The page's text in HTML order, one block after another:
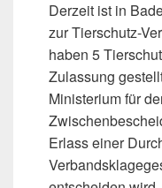
Derzeit ist in
zur Tierschutz-
haben 5
Zulassung
Ministerium für
Erlass einer